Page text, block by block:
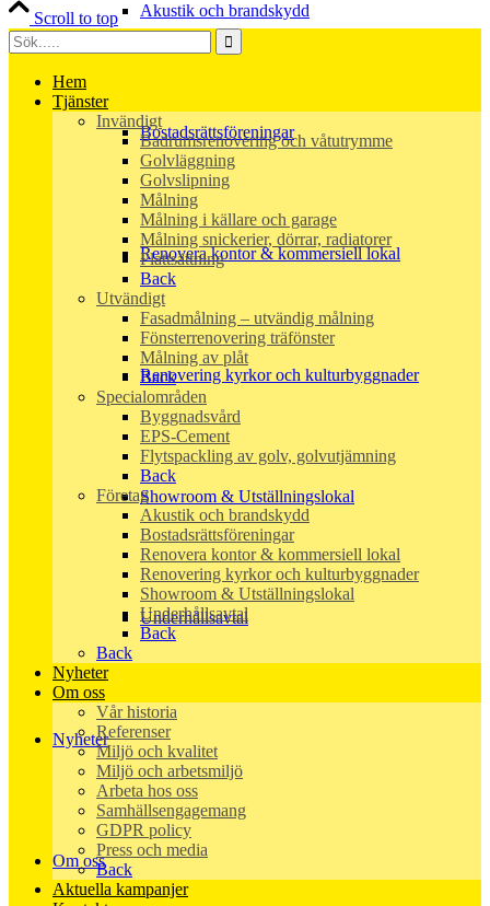
Akustik och brandskydd
Bostadsrättsföreningar
Renovera kontor & kommersiell lokal
Renovering kyrkor och kulturbyggnader
Showroom & Utställningslokal
Underhållsavtal
Nyheter
Om oss
Scroll to top
Hem
Tjänster
Invändigt
Badrumsrenovering och våtutrymme
Golvläggning
Golvslipning
Målning
Målning i källare och garage
Målning snickerier, dörrar, radiatorer
Plattsättning
Back
Utvändigt
Fasadmålning – utvändig målning
Fönsterrenovering träfönster
Målning av plåt
Back
Specialområden
Byggnadsvård
EPS-Cement
Flytspackling av golv, golvutjämning
Back
Företag
Akustik och brandskydd
Bostadsrättsföreningar
Renovera kontor & kommersiell lokal
Renovering kyrkor och kulturbyggnader
Showroom & Utställningslokal
Underhållsavtal
Back
Back
Nyheter
Om oss
Vår historia
Referenser
Miljö och kvalitet
Miljö och arbetsmiljö
Arbeta hos oss
Samhällsengagemang
GDPR policy
Press och media
Back
Aktuella kampanjer